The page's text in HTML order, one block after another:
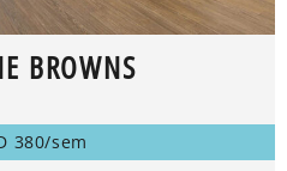
BROWNS
380/sem